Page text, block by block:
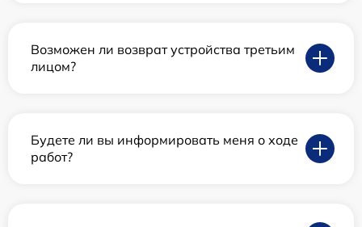
Возможен ли возврат устройства третьим
лицом?
Будете ли вы информировать меня о ходе
работ?